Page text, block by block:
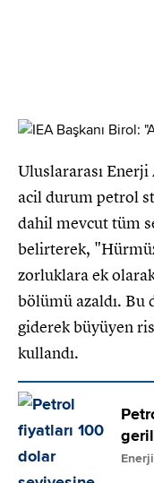
Uluslararası Enerji
acil durum petrol
dahil mevcut tüm
belirterek,
zorluklara ek
bölümü azaldı. Bu
giderek büyüyen
kullandı.
Enerji